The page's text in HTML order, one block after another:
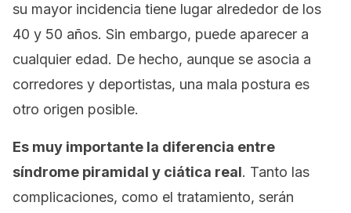
su mayor incidencia tiene lugar alrededor de los
40 y 50 años. Sin embargo, puede aparecer a
cualquier edad. De hecho, aunque se asocia a
corredores y deportistas, una mala postura es
otro origen posible.
Es muy importante la diferencia entre
síndrome piramidal y ciática real. Tanto las
complicaciones, como el tratamiento, serán